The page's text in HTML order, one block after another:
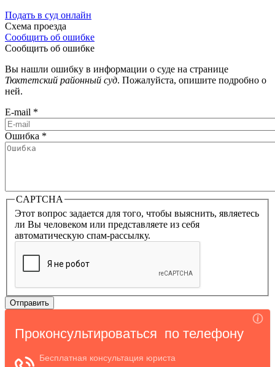
Подать в суд онлайн
Схема проезда
Сообщить об ошибке
Сообщить об ошибке
Вы нашли ошибку в информации о суде на странице
Тюхтетский районный суд. Пожалуйста, опишите подробно о
ней.
E-mail *
Ошибка *
CAPTCHA
Этот вопрос задается для того, чтобы выяснить, являетесь
ли Вы человеком или представляете из себя
автоматическую спам-рассылку.